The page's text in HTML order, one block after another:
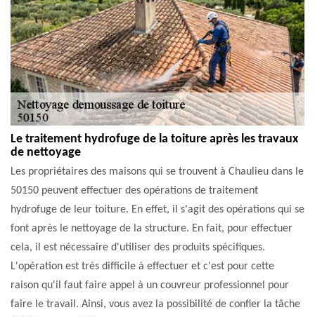
Le traitement hydrofuge de la toiture après les travaux
de nettoyage
Les propriétaires des maisons qui se trouvent à Chaulieu dans le
50150 peuvent effectuer des opérations de traitement
hydrofuge de leur toiture. En effet, il s'agit des opérations qui se
font après le nettoyage de la structure. En fait, pour effectuer
cela, il est nécessaire d'utiliser des produits spécifiques.
L'opération est très difficile à effectuer et c'est pour cette
raison qu'il faut faire appel à un couvreur professionnel pour
faire le travail. Ainsi, vous avez la possibilité de confier la tâche